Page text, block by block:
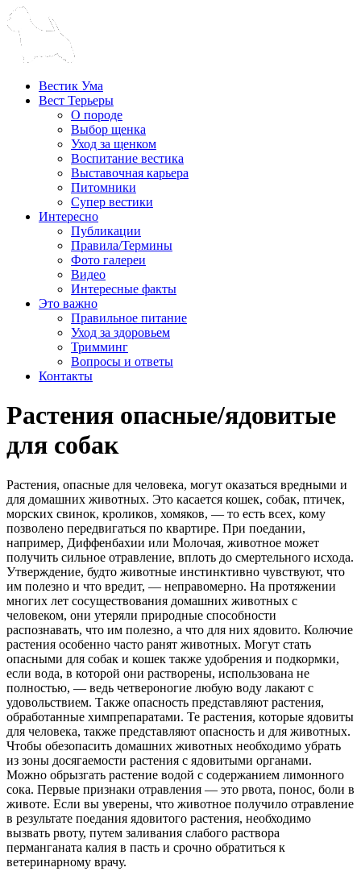
Вестик Ума
Вест Терьеры
О породе
Выбор щенка
Уход за щенком
Воспитание вестика
Выставочная карьера
Питомники
Супер вестики
Интересно
Публикации
Правила/Термины
Фото галереи
Видео
Интересные факты
Это важно
Правильное питание
Уход за здоровьем
Тримминг
Вопросы и ответы
Контакты
Растения опасные/ядовитые
для собак
Растения, опасные для человека, могут оказаться вредными и
для домашних животных. Это касается кошек, собак, птичек,
морских свинок, кроликов, хомяков, — то есть всех, кому
позволено передвигаться по квартире. При поедании,
например, Диффенбахии или Молочая, животное может
получить сильное отравление, вплоть до смертельного исхода.
Утверждение, будто животные инстинктивно чувствуют, что
им полезно и что вредит, — неправомерно. На протяжении
многих лет сосуществования домашних животных с
человеком, они утеряли природные способности
распознавать, что им полезно, а что для них ядовито. Колючие
растения особенно часто ранят животных. Могут стать
опасными для собак и кошек также удобрения и подкормки,
если вода, в которой они растворены, использована не
полностью, — ведь четвероногие любую воду лакают с
удовольствием. Также опасность представляют растения,
обработанные химпрепаратами. Те растения, которые ядовиты
для человека, также представляют опасность и для животных.
Чтобы обезопасить домашних животных необходимо убрать
из зоны досягаемости растения с ядовитыми органами.
Можно обрызгать растение водой с содержанием лимонного
сока. Первые признаки отравления — это рвота, понос, боли в
животе. Если вы уверены, что животное получило отравление
в результате поедания ядовитого растения, необходимо
вызвать рвоту, путем заливания слабого раствора
перманганата калия в пасть и срочно обратиться к
ветеринарному врачу.